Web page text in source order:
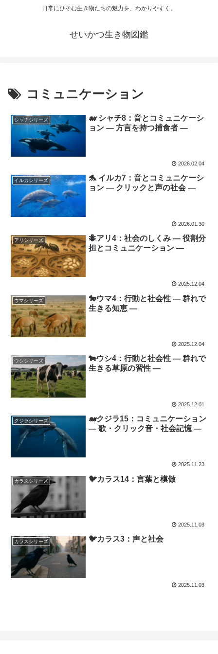
日常にひそむ生き物たちの魅力を、わかりやすく。
せいかつ生き物図鑑
コミュニケーション
シャチシリーズ
🐋 シャチ8：音とコミュニケーシ
ョン ― 方言を持つ捕食者 ―
2026.02.04
イルカシリーズ
🐬 イルカ7：音とコミュニケーシ
ョン ― クリックと声の社会 ―
2026.01.30
アリシリーズ
🐜アリ4：社会のしくみ ― 役割分
担とコミュニケーション ―
2025.12.04
ウマシリーズ
🐎ウマ4：行動と社会性 ― 群れで
生きる知恵 ―
2025.12.04
ウシシリーズ
🐄ウシ4：行動と社会性 ― 群れで
生きる草原の習性 ―
2025.12.01
クジラシリーズ
🐋クジラ15：コミュニケーション
― 歌・クリック音・社会記憶 ―
2025.11.23
カラスシリーズ 🐦カラス14：言葉と模倣
2025.11.03
カラスシリーズ 🐦カラス3：声と社会
2025.11.03